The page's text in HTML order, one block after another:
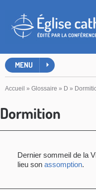
MENU
Accueil » Glossaire » D »
Dormition
Dernier sommeil de la
lieu son assomption.